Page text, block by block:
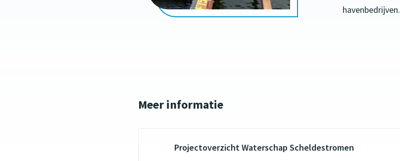
havenbedrijven.
Meer informatie
Projectoverzicht Waterschap Scheldestromen